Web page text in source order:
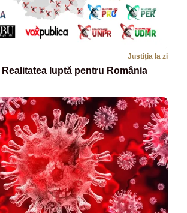
Justiția la zi
luptă pentru România